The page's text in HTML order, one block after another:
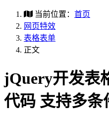
当前位置： 首页
网页特效
表格表单
正文
jQuery开发表
代码 支持多条